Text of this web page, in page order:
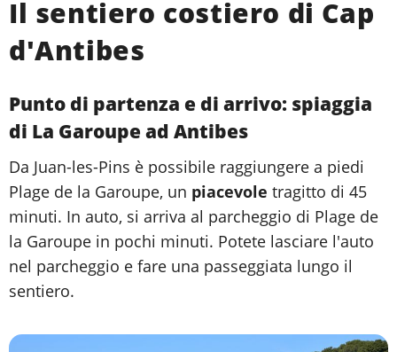
Il sentiero costiero di Cap
d'Antibes
Punto di partenza e di arrivo: spiaggia
di La Garoupe ad Antibes
Da Juan-les-Pins è possibile raggiungere a piedi
Plage de la Garoupe, un piacevole tragitto di 45
minuti. In auto, si arriva al parcheggio di Plage de
la Garoupe in pochi minuti. Potete lasciare l'auto
nel parcheggio e fare una passeggiata lungo il
sentiero.